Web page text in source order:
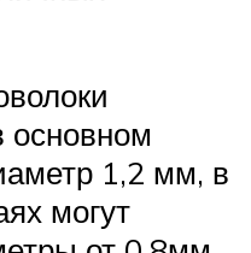
основном
1,2 мм, в
могут